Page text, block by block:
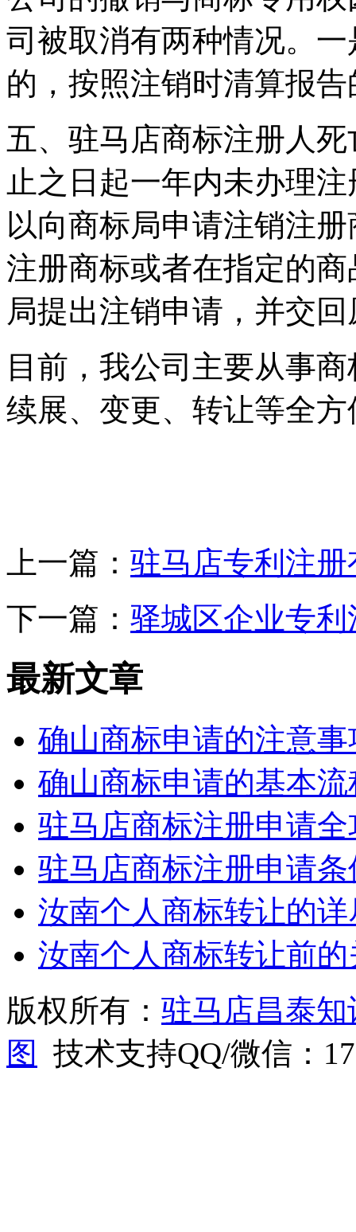
司被取消有两种情况。
的，按照注销时清算报
五、驻马店商标注册人
止之日起一年内未办理
以向商标局申请注销注
注册商标或者在指定的
局提出注销申请，并交
目前，我公司主要从事
续展、变更、转让等全
上一篇： 驻马店专利注
下一篇： 驿城区企业专
最新文章
确山商标申请的注意事
确山商标申请的基本流
驻马店商标注册申请全
驻马店商标注册申请
汝南个人商标转让的
汝南个人商标转让前
版权所有： 驻马店昌泰
图
技术支持QQ/微信：